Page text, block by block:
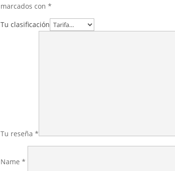
marcados con *
Tu clasificación
Tu reseña *
Name *